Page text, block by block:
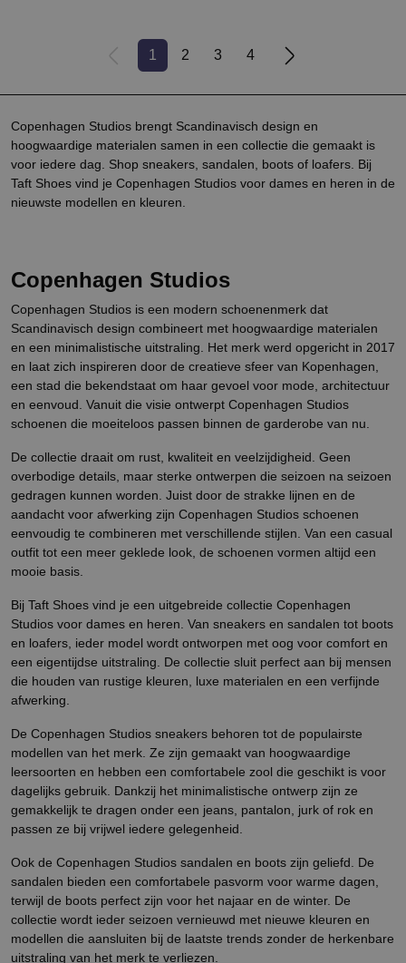
Copenhagen Studios brengt Scandinavisch design en
hoogwaardige materialen samen in een collectie die gemaakt is
voor iedere dag. Shop sneakers, sandalen, boots of loafers. Bij
Taft Shoes vind je Copenhagen Studios voor dames en heren in de
nieuwste modellen en kleuren.
1 2 3 4
Copenhagen Studios
Copenhagen Studios is een modern schoenenmerk dat
Scandinavisch design combineert met hoogwaardige materialen
en een minimalistische uitstraling. Het merk werd opgericht in 2017
en laat zich inspireren door de creatieve sfeer van Kopenhagen,
een stad die bekendstaat om haar gevoel voor mode, architectuur
en eenvoud. Vanuit die visie ontwerpt Copenhagen Studios
schoenen die moeiteloos passen binnen de garderobe van nu.
De collectie draait om rust, kwaliteit en veelzijdigheid. Geen
overbodige details, maar sterke ontwerpen die seizoen na seizoen
gedragen kunnen worden. Juist door de strakke lijnen en de
aandacht voor afwerking zijn Copenhagen Studios schoenen
eenvoudig te combineren met verschillende stijlen. Van een casual
outfit tot een meer geklede look, de schoenen vormen altijd een
mooie basis.
Bij Taft Shoes vind je een uitgebreide collectie Copenhagen
Studios voor dames en heren. Van sneakers en sandalen tot boots
en loafers, ieder model wordt ontworpen met oog voor comfort en
een eigentijdse uitstraling. De collectie sluit perfect aan bij mensen
die houden van rustige kleuren, luxe materialen en een verfijnde
afwerking.
De Copenhagen Studios sneakers behoren tot de populairste
modellen van het merk. Ze zijn gemaakt van hoogwaardige
leersoorten en hebben een comfortabele zool die geschikt is voor
dagelijks gebruik. Dankzij het minimalistische ontwerp zijn ze
gemakkelijk te dragen onder een jeans, pantalon, jurk of rok en
passen ze bij vrijwel iedere gelegenheid.
Ook de Copenhagen Studios sandalen en boots zijn geliefd. De
sandalen bieden een comfortabele pasvorm voor warme dagen,
terwijl de boots perfect zijn voor het najaar en de winter. De
collectie wordt ieder seizoen vernieuwd met nieuwe kleuren en
modellen die aansluiten bij de laatste trends zonder de herkenbare
uitstraling van het merk te verliezen.